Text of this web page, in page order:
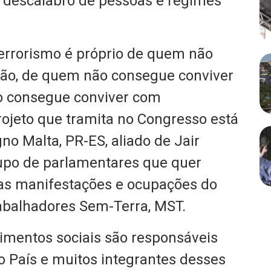
é próprio de quem não
de quem não consegue conviver
consegue conviver com
que tramita no Congresso está
Malta, PR-ES, aliado de Jair
de parlamentares que quer
manifestações e ocupações do
Sem-Terra, MST.
sociais são responsáveis
País e muitos integrantes desses